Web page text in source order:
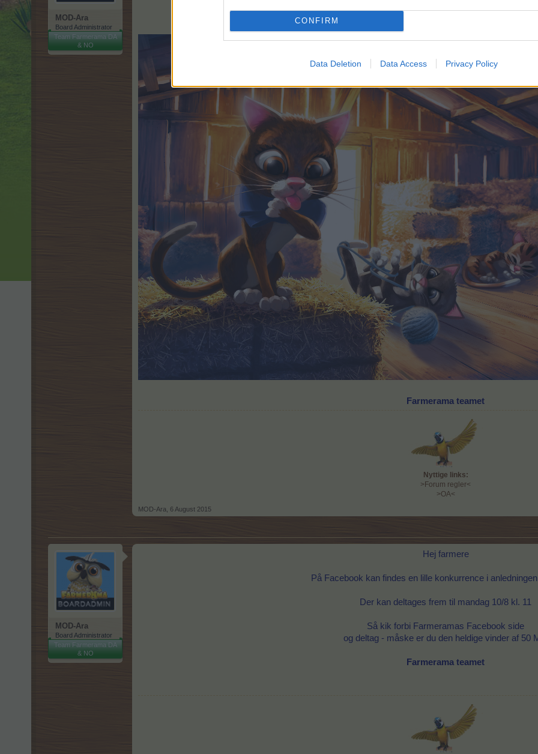
CONFIRM
Data Deletion Data Access Privacy Policy
MOD-Ara
Board Administrator
Team Farmerama DA
& NO
Farmerama teamet
Nyttige links:
>Forum regler<
>OA<
MOD-Ara 6 August 2015
MOD-Ara
Board Administrator
Team Farmerama DA
& NO
Hej farmere
På Facebook kan findes en lille konkurrence i
Der kan deltages frem til mandag 10/8 kl. 11
Så kik forbi Farmeramas Facebook side
og deltag - måske er du den heldige vinder af 50
Farmerama teamet